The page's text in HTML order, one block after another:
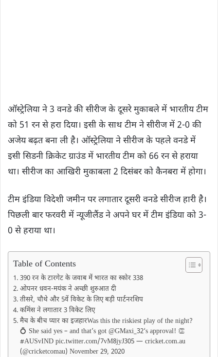
ऑस्ट्रेलिया ने 3 वनडे की सीरीज के दूसरे मुकाबले में भारतीय टीम
को 51 रन से हरा दिया। इसी के साथ टीम ने सीरीज में 2-0 की
अजेय बढ़त बना ली है। ऑस्ट्रेलिया ने सीरीज के पहले वनडे में
इसी सिडनी क्रिकेट ग्राउंड में भारतीय टीम को 66 रन से हराया
था। सीरीज का आखिरी मुकाबला 2 दिसंबर को कैनबरा में होगा।
टीम इंडिया विदेशी जमीन पर लगातार दूसरी वनडे सीरीज हारी है।
पिछली बार फरवरी में न्यूजीलैंड ने अपने घर में टीम इंडिया को 3-
0 से हराया था।
Table of Contents
390 रन के टारगेट के जवाब में भारत का स्कोर 338
ओपनर धवन-मयंक ने अच्छी शुरुआत दी
तीसरे, चौथे और 5वें विकेट के लिए बड़ी पार्टनरशिप
कमिंस ने लगातार 3 विकेट लिए
मैच के बीच प्यार का इजहारWas this the riskiest play of the night?
💍 She said yes – and that’s got @GMaxi_32‘s approval! 👏
#AUSvIND pic.twitter.com/7vM8jyJ305 — cricket.com.au
(@cricketcomau) November 29, 2020